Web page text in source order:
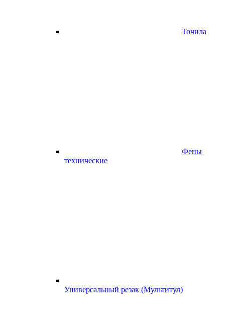
Точила
Фены
технические
Универсальный резак (Мультитул)